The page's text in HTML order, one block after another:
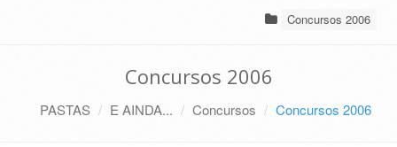
Concursos 2006
Concursos 2006
PASTAS E AINDA... Concursos Concursos 2006